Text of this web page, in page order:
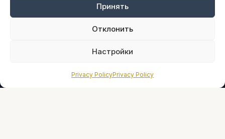
Принять
Отклонить
Настройки
Privacy PolicyPrivacy Policy
Оплата онлайн